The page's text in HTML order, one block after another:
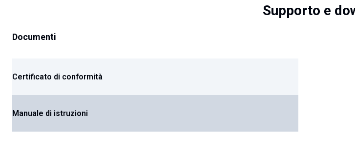
Supporto e
Documenti
Certificato di conformità
Manuale di istruzioni